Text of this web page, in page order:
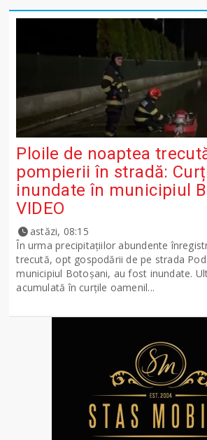
Ploile de noaptea
pompierii în stradă:
inundate în municipiul
VIDEO
astăzi, 08:15
În urma precipitațiilor abundente
trecută, opt gospodării de pe strada
municipiul Botoșani, au fost inundate.
acumulată în curțile oamenil...